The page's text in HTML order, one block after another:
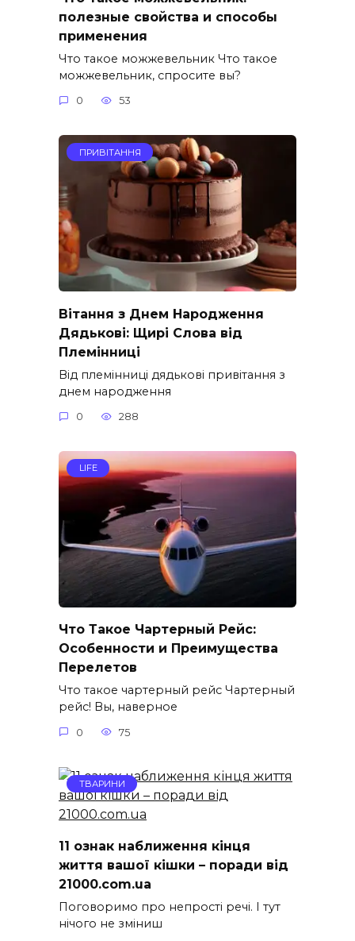
полезные свойства и способы
применения
Что такое можжевельник Что такое
можжевельник, спросите вы?
0 53
ПРИВІТАННЯ
Вітання з Днем Народження
Дядькові: Щирі Слова від
Племінниці
Від племінниці дядькові привітання з
днем народження
0 288
LIFE
Что Такое Чартерный Рейс:
Особенности и Преимущества
Перелетов
Что такое чартерный рейс Чартерный
рейс! Вы, наверное
0 75
ТВАРИНИ
11 ознак наближення кінця
життя вашої кішки – поради від
21000.com.ua
Поговоримо про непрості речі. І тут
нічого не зміниш